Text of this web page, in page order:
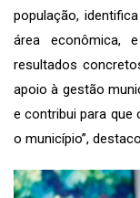
população,
área econômica,
resultados
apoio à gestão
e contribui para que
o município”,